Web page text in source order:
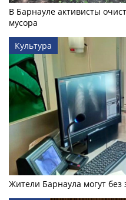
В Барнауле активисты
мусора
Культура
Жители Барнаула могут